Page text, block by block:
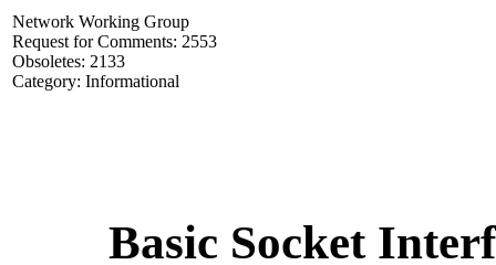
Network Working Group
Request for Comments: 2553
Obsoletes: 2133
Category: Informational
Basic Socket